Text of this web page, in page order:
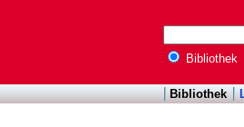
Bibliothek
Bibliothek